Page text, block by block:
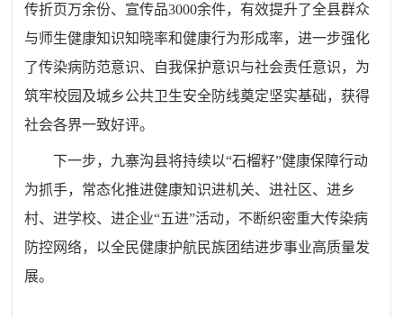
传折页万余份、宣传品3000余件，有效提升了全县群众
与师生健康知识知晓率和健康行为形成率，进一步强化
了传染病防范意识、自我保护意识与社会责任意识，为
筑牢校园及城乡公共卫生安全防线奠定坚实基础，获得
社会各界一致好评。
下一步，九寨沟县将持续以“石榴籽”健康保障行动
为抓手，常态化推进健康知识进机关、进社区、进乡
村、进学校、进企业“五进”活动，不断织密重大传染病
防控网络，以全民健康护航民族团结进步事业高质量发
展。